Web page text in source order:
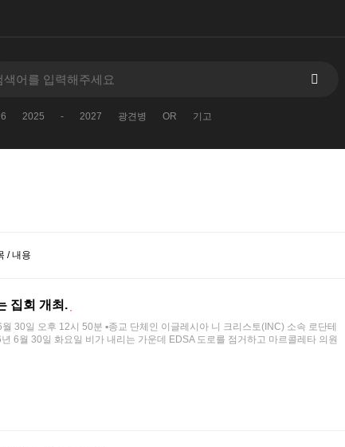
2025 - 2027 광견병 OR 기고
/ 내용
집회 개최.
30일 오후 12시 50분 ▪종교 단체인 이글레시아 니 크리스토(INC) 소속 로단테
6월 30일 화요일 비가 내리는 가운데 EDSA 도로를 점거하고 마르콜레타 의원